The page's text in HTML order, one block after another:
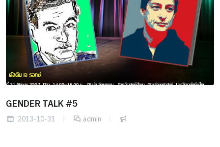
GENDER TALK #5
2013-10-31 admin